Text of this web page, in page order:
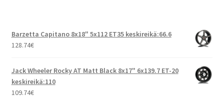
Barzetta Capitano 8x18" 5x112 ET35 keskireikä:66.6
128.74€
Jack Wheeler Rocky AT Matt Black 8x17" 6x139.7 ET-20
keskireikä:110
109.74€